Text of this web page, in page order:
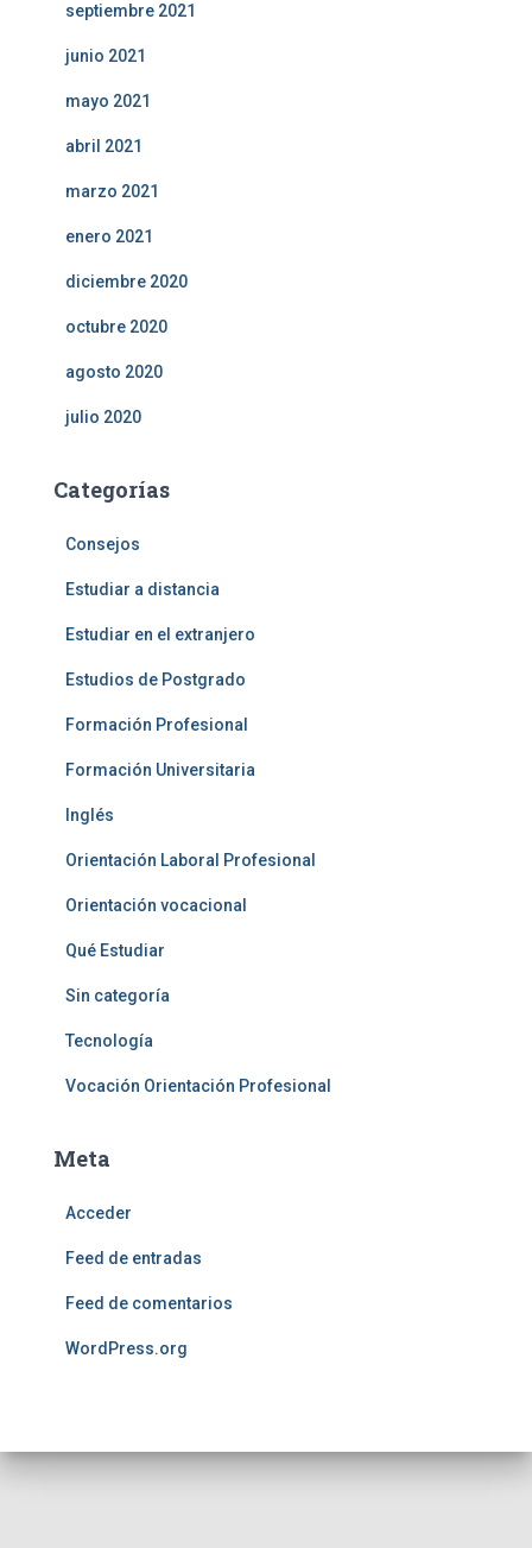
septiembre 2021
junio 2021
mayo 2021
abril 2021
marzo 2021
enero 2021
diciembre 2020
octubre 2020
agosto 2020
julio 2020
Categorías
Consejos
Estudiar a distancia
Estudiar en el extranjero
Estudios de Postgrado
Formación Profesional
Formación Universitaria
Inglés
Orientación Laboral Profesional
Orientación vocacional
Qué Estudiar
Sin categoría
Tecnología
Vocación Orientación Profesional
Meta
Acceder
Feed de entradas
Feed de comentarios
WordPress.org